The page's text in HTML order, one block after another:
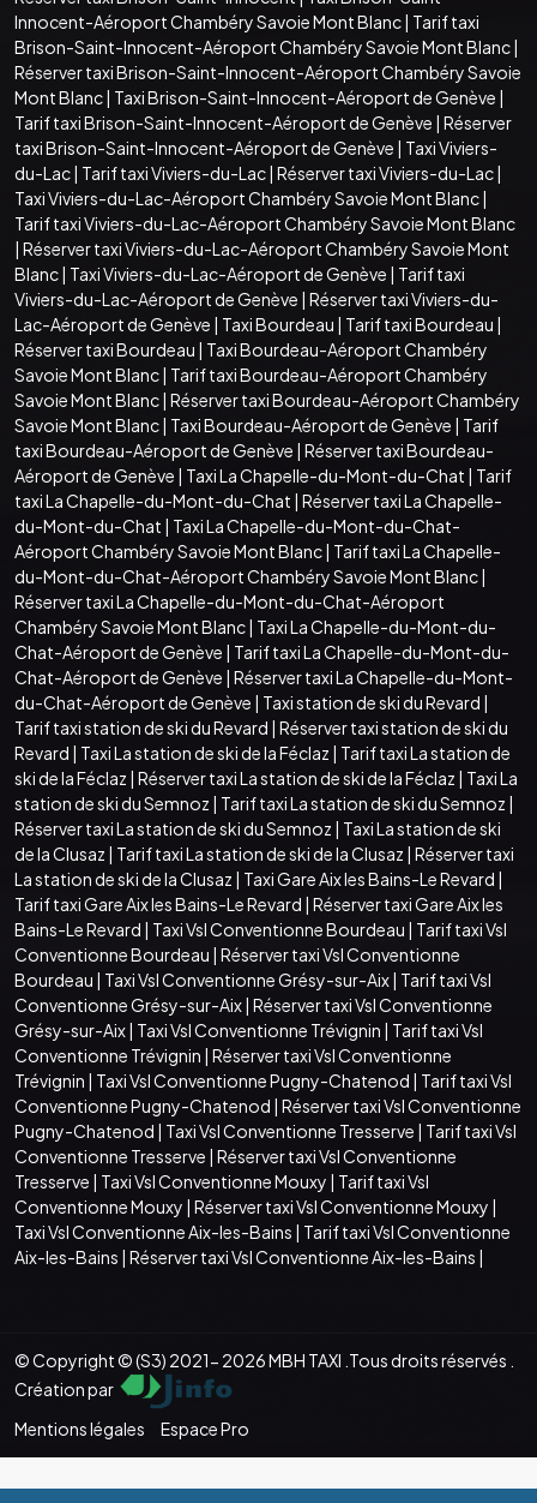
Innocent-Aéroport Chambéry Savoie Mont Blanc| Tarif taxi
Brison-Saint-Innocent-Aéroport Chambéry Savoie Mont Blanc|
Réserver taxi Brison-Saint-Innocent-Aéroport Chambéry Savoie
Mont Blanc| Taxi Brison-Saint-Innocent-Aéroport de Genève |
Tarif taxi Brison-Saint-Innocent-Aéroport de Genève | Réserver
taxi Brison-Saint-Innocent-Aéroport de Genève | Taxi Viviers-
du-Lac| Tarif taxi Viviers-du-Lac| Réserver taxi Viviers-du-Lac|
Taxi Viviers-du-Lac-Aéroport Chambéry Savoie Mont Blanc|
Tarif taxi Viviers-du-Lac-Aéroport Chambéry Savoie Mont Blanc
| Réserver taxi Viviers-du-Lac-Aéroport Chambéry Savoie Mont
Blanc| Taxi Viviers-du-Lac-Aéroport de Genève | Tarif taxi
Viviers-du-Lac-Aéroport de Genève | Réserver taxi Viviers-du-
Lac-Aéroport de Genève | Taxi Bourdeau | Tarif taxi Bourdeau |
Réserver taxi Bourdeau | Taxi Bourdeau-Aéroport Chambéry
Savoie Mont Blanc| Tarif taxi Bourdeau-Aéroport Chambéry
Savoie Mont Blanc| Réserver taxi Bourdeau-Aéroport Chambéry
Savoie Mont Blanc| Taxi Bourdeau-Aéroport de Genève | Tarif
taxi Bourdeau-Aéroport de Genève | Réserver taxi Bourdeau-
Aéroport de Genève | Taxi La Chapelle-du-Mont-du-Chat | Tarif
taxi La Chapelle-du-Mont-du-Chat | Réserver taxi La Chapelle-
du-Mont-du-Chat | Taxi La Chapelle-du-Mont-du-Chat-
Aéroport Chambéry Savoie Mont Blanc| Tarif taxi La Chapelle-
du-Mont-du-Chat-Aéroport Chambéry Savoie Mont Blanc|
Réserver taxi La Chapelle-du-Mont-du-Chat-Aéroport
Chambéry Savoie Mont Blanc| Taxi La Chapelle-du-Mont-du-
Chat-Aéroport de Genève | Tarif taxi La Chapelle-du-Mont-du-
Chat-Aéroport de Genève | Réserver taxi La Chapelle-du-Mont-
du-Chat-Aéroport de Genève | Taxi station de ski du Revard |
Tarif taxi station de ski du Revard | Réserver taxi station de ski du
Revard | Taxi La station de ski de la Féclaz | Tarif taxi La station de
ski de la Féclaz | Réserver taxi La station de ski de la Féclaz | Taxi La
station de ski du Semnoz | Tarif taxi La station de ski du Semnoz |
Réserver taxi La station de ski du Semnoz | Taxi La station de ski
de la Clusaz | Tarif taxi La station de ski de la Clusaz | Réserver taxi
La station de ski de la Clusaz | Taxi Gare Aix les Bains-Le Revard |
Tarif taxi Gare Aix les Bains-Le Revard | Réserver taxi Gare Aix les
Bains-Le Revard | Taxi Vsl Conventionne Bourdeau | Tarif taxi Vsl
Conventionne Bourdeau | Réserver taxi Vsl Conventionne
Bourdeau | Taxi Vsl Conventionne Grésy-sur-Aix| Tarif taxi Vsl
Conventionne Grésy-sur-Aix| Réserver taxi Vsl Conventionne
Grésy-sur-Aix| Taxi Vsl Conventionne Trévignin | Tarif taxi Vsl
Conventionne Trévignin | Réserver taxi Vsl Conventionne
Trévignin | Taxi Vsl Conventionne Pugny-Chatenod | Tarif taxi Vsl
Conventionne Pugny-Chatenod | Réserver taxi Vsl Conventionne
Pugny-Chatenod | Taxi Vsl Conventionne Tresserve | Tarif taxi Vsl
Conventionne Tresserve | Réserver taxi Vsl Conventionne
Tresserve | Taxi Vsl Conventionne Mouxy | Tarif taxi Vsl
Conventionne Mouxy | Réserver taxi Vsl Conventionne Mouxy |
Taxi Vsl Conventionne Aix-les-Bains | Tarif taxi Vsl Conventionne
Aix-les-Bains | Réserver taxi Vsl Conventionne Aix-les-Bains |
© Copyright © (S3) 2021- 2026 MBH TAXI .Tous droits réservés .
Création par
Mentions légales
Espace Pro